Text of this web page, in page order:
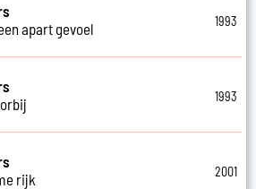
apart gevoel
1993
1993
rijk
2001